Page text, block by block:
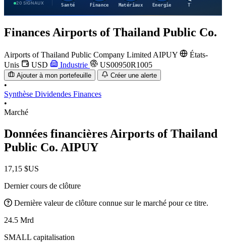
20 SIGNAUX Santé Finance Matériaux Energie TTWO
Finances Airports of Thailand Public Co.
Airports of Thailand Public Company Limited AIPUY
États-
Unis
USD Industrie US00950R1005
Ajouter à mon portefeuille Créer une alerte
•
Synthèse Dividendes Finances
•
Marché
Données financières Airports of Thailand
Public Co. AIPUY
17,15 $US
Dernier cours de clôture
Dernière valeur de clôture connue sur le marché pour ce titre.
24.5 Mrd
SMALL capitalisation